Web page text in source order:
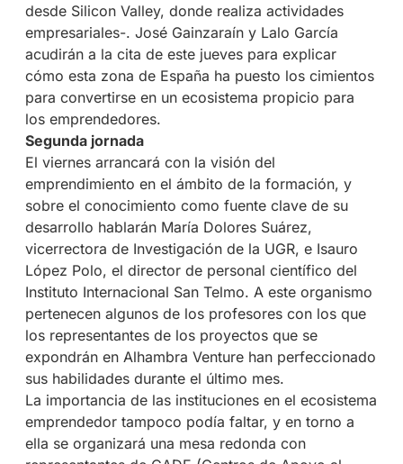
desde Silicon Valley, donde realiza actividades
empresariales-. José Gainzaraín y Lalo García
acudirán a la cita de este jueves para explicar
cómo esta zona de España ha puesto los cimientos
para convertirse en un ecosistema propicio para
los emprendedores.
Segunda jornada
El viernes arrancará con la visión del
emprendimiento en el ámbito de la formación, y
sobre el conocimiento como fuente clave de su
desarrollo hablarán María Dolores Suárez,
vicerrectora de Investigación de la UGR, e Isauro
López Polo, el director de personal científico del
Instituto Internacional San Telmo. A este organismo
pertenecen algunos de los profesores con los que
los representantes de los proyectos que se
expondrán en Alhambra Venture han perfeccionado
sus habilidades durante el último mes.
La importancia de las instituciones en el ecosistema
emprendedor tampoco podía faltar, y en torno a
ella se organizará una mesa redonda con